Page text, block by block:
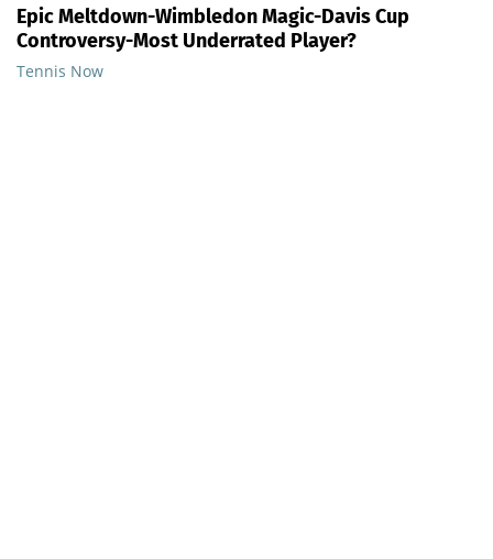
Epic Meltdown-Wimbledon Magic-Davis Cup
Controversy-Most Underrated Player?
Tennis Now